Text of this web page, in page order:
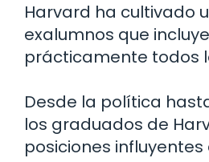
Harvard ha cultivado
exalumnos que
prácticamente todos
Desde la política
los graduados de
posiciones